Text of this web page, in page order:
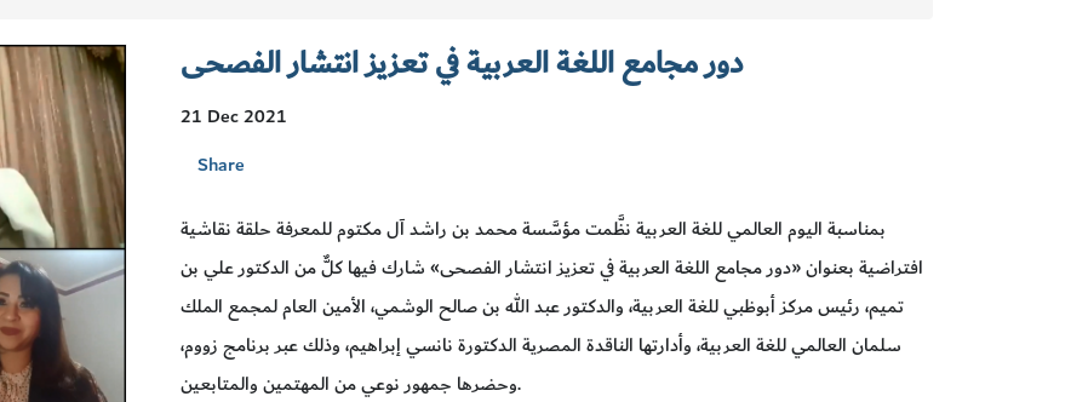
دور مجامع اللغة العربية في تعزيز انتشار الفصحى
21 Dec 2021
Share
بمناسبة اليوم العالمي للغة العربية نظَّمت مؤسَّسة محمد بن راشد آل مكتوم للمعرفة حلقة نقاشية
افتراضية بعنوان «دور مجامع اللغة العربية في تعزيز انتشار الفصحى» شارك فيها كلٌّ من الدكتور علي بن
تميم، رئيس مركز أبوظبي للغة العربية، والدكتور عبد الله بن صالح الوشمي، الأمين العام لمجمع الملك
سلمان العالمي للغة العربية، وأدارتها الناقدة المصرية الدكتورة نانسي إبراهيم، وذلك عبر برنامج زووم،
وحضرها جمهور نوعي من المهتمين والمتابعين.